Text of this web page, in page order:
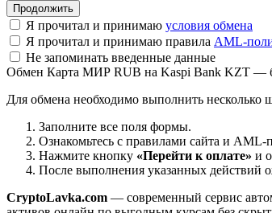
Я прочитал и принимаю условия обмена
Я прочитал и принимаю правила AML-
Не запоминать введенные данные
Обмен Карта МИР RUB на Kaspi Bank KZT —
Для обмена необходимо выполнить несколько
Заполните все поля формы.
Ознакомьтесь с правилами сайта и
Нажмите кнопку «Перейти к оплате» и
После выполнения указанных действий
CryptoLavka.com — современный сервис